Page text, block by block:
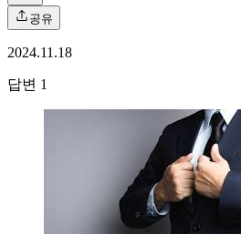
공유
2024.11.18
답변 1